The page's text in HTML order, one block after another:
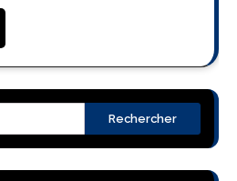
Rechercher